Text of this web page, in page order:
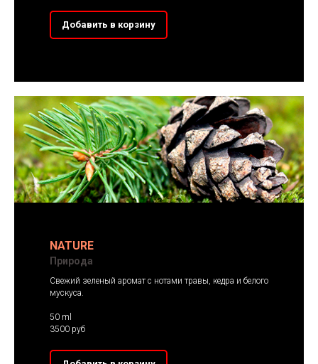
Добавить в корзину
NATURE
Природа
Свежий зеленый аромат с нотами травы, кедра и белого
мускуса.
50 ml
3500 руб